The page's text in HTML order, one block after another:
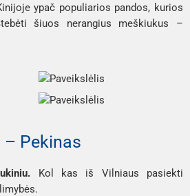
ypač populiarios pandos, kurios
šiuos nerangius meškiukus –
– Pekinas
Kol kas iš Vilniaus pasiekti